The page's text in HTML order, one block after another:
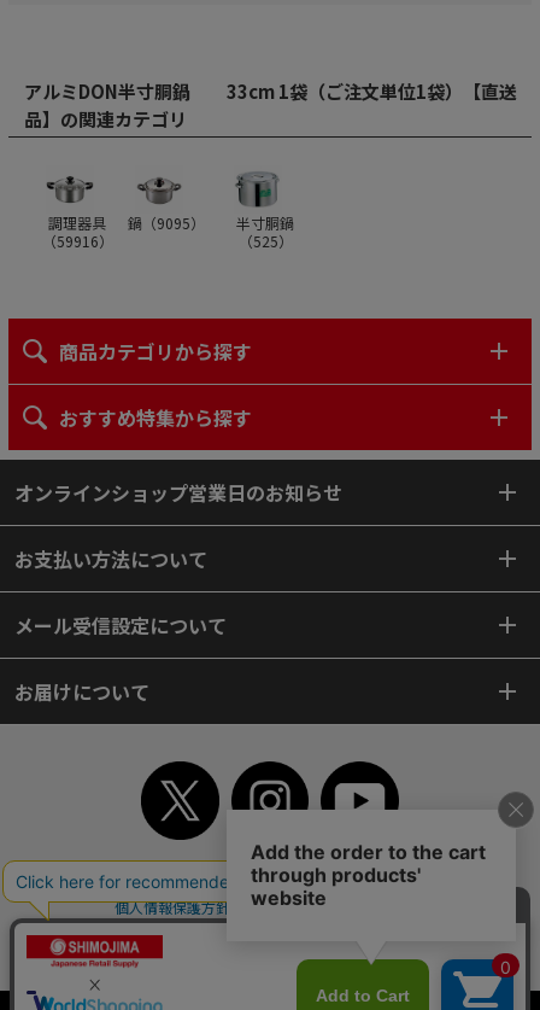
アルミDON半寸胴鍋 33cm 1袋（ご注文単位1袋）【直送
品】の関連カテゴリ
調理器具
（59916）
鍋（9095）
半寸胴鍋
（525）
商品カテゴリから探す
おすすめ特集から探す
オンラインショップ営業日のお知らせ
お支払い方法について
メール受信設定について
お届けについて
TOP 初めてご利用のお客様へ ご利用案内
ご利用規約
個人情報保護方針
特定商取引法
よくあるご質問
サイトマップ
WEBカタログ 英語版TOP